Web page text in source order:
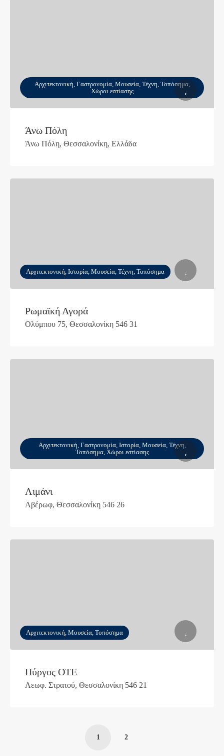
Αρχιτεκτονική, Γαστρονομία, Μουσεία, Τέχνη, Τοπόσημα,
Χώροι εστίασης
Άνω Πόλη
Άνω Πόλη, Θεσσαλονίκη, Ελλάδα
Αρχιτεκτονική, Ιστορία, Μουσεία, Τέχνη, Τοπόσημα
Ρωμαϊκή Αγορά
Ολύμπου 75, Θεσσαλονίκη 546 31
Αρχιτεκτονική, Γαστρονομία, Ιστορία, Μουσεία, Τέχνη,
Τοπόσημα, Χώροι εστίασης
Λιμάνι
Αβέρωφ, Θεσσαλονίκη 546 26
Αρχιτεκτονική, Μουσεία, Τοπόσημα
Πύργος ΟΤΕ
Λεωφ. Στρατού, Θεσσαλονίκη 546 21
1 2